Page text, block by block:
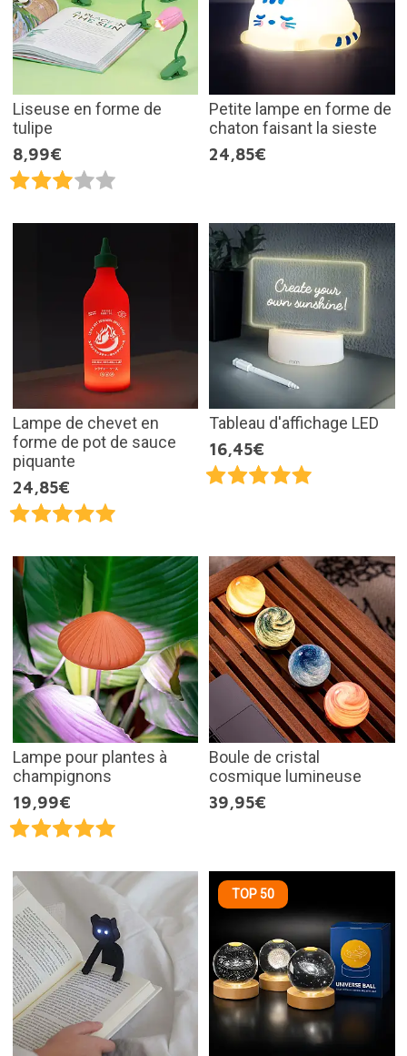
Liseuse en forme de
tulipe
8,99€
Petite lampe en forme de
chaton faisant la sieste
24,85€
Lampe de chevet en
forme de pot de sauce
piquante
24,85€
Tableau d'affichage LED
16,45€
Lampe pour plantes à
champignons
19,99€
Boule de cristal
cosmique lumineuse
39,95€
TOP 50